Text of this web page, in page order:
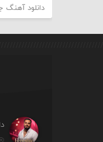
دانلود آهنگ